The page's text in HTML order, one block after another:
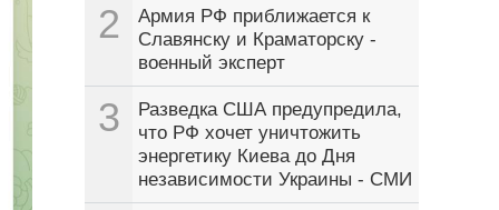
2
Армия РФ приближается к
Славянску и Краматорску -
военный эксперт
3
Разведка США предупредила,
что РФ хочет уничтожить
энергетику Киева до Дня
независимости Украины - СМИ